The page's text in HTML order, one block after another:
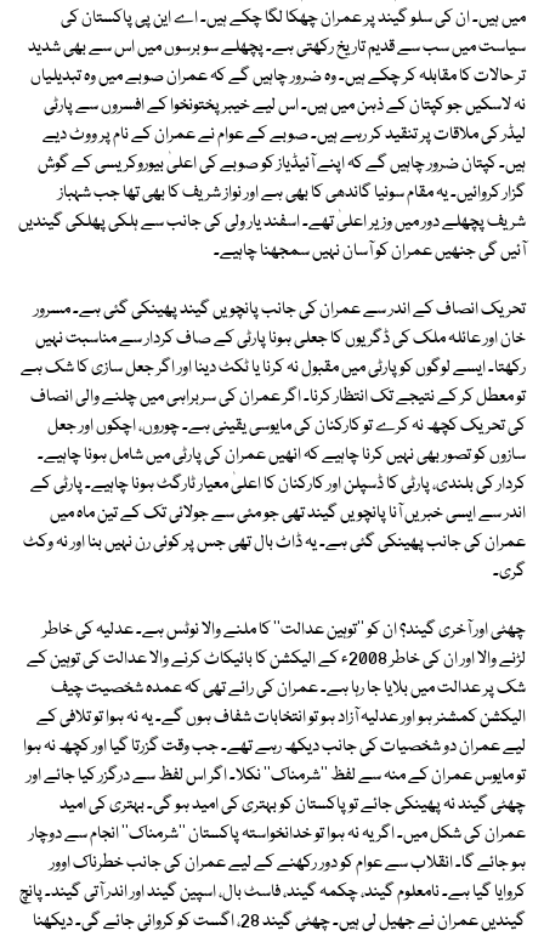
میں ہیں۔ ان کی سلو گیند پر عمران چھکا لگا چکے ہیں۔ اے این پی پاکستان کی
سیاست میں سب سے قدیم تاریخ رکھتی ہے۔ پچھلے سو برسوں میں اس سے بھی شدید
تر حالات کا مقابلہ کر چکے ہیں۔ وہ ضرور چاہیں گے کہ عمران صوبے میں وہ تبدیلیاں
نہ لاسکیں جو کپتان کے ذہن میں ہیں۔ اس لیے خیبر پختونخوا کے افسروں سے پارٹی
لیڈر کی ملاقات پر تنقید کر رہے ہیں۔ صوبے کے عوام نے عمران کے نام پر ووٹ دیے
ہیں۔ کپتان ضرور چاہیں گے کہ اپنے آئیڈیاز کو صوبے کی اعلیٰ بیوروکریسی کے گوش
گزار کروائیں۔ یہ مقام سونیا گاندھی کا بھی ہے اور نواز شریف کا بھی تھا جب شہباز
شریف پچھلے دور میں وزیر اعلیٰ تھے۔ اسفند یار ولی کی جانب سے ہلکی پھلکی گیندیں
آئیں گی جنھیں عمران کو آسان نہیں سمجھنا چاہیے۔
تحریک انصاف کے اندر سے عمران کی جانب پانچویں گیند پھینکی گئی ہے۔ مسرور
خان اور عائلہ ملک کی ڈگریوں کا جعلی ہونا پارٹی کے صاف کردار سے مناسبت نہیں
رکھتا۔ ایسے لوگوں کو پارٹی میں مقبول نہ کرنا یا ٹکٹ دینا اور اگر جعل سازی کا شک ہے
تو معطل کر کے نتیجے تک انتظار کرنا۔ اگر عمران کی سربراہی میں چلنے والی انصاف
کی تحریک کچھ نہ کرے تو کارکنان کی مایوسی یقینی ہے۔ چوروں، اچکوں اور جعل
سازوں کو تصور بھی نہیں کرنا چاہیے کہ انھیں عمران کی پارٹی میں شامل ہونا چاہیے۔
کردار کی بلندی، پارٹی کا ڈسپلن اور کارکنان کا اعلیٰ معیار ٹارگٹ ہونا چاہیے۔ پارٹی کے
اندر سے ایسی خبریں آنا پانچویں گیند تھی جو مئی سے جولائی تک کے تین ماہ میں
عمران کی جانب پھینکی گئی ہے۔ یہ ڈاٹ بال تھی جس پر کوئی رن نہیں بنا اور نہ وکٹ
گری۔
چھٹی اور آخری گیند؟ ان کو ''توہین عدالت'' کا ملنے والا نوٹس ہے۔ عدلیہ کی خاطر
لڑنے والا اور ان کی خاطر 2008ء کے الیکشن کا بائیکاٹ کرنے والا عدالت کی توہین کے
شک پر عدالت میں بلایا جا رہا ہے۔ عمران کی رائے تھی کہ عمدہ شخصیت چیف
الیکشن کمشنر ہو اور عدلیہ آزاد ہو تو انتخابات شفاف ہوں گے۔ یہ نہ ہوا تو تلافی کے
لیے عمران دو شخصیات کی جانب دیکھ رہے تھے۔ جب وقت گزرتا گیا اور کچھ نہ ہوا
تو مایوس عمران کے منہ سے لفظ ''شرمناک'' نکلا۔ اگر اس لفظ سے درگزر کیا جائے اور
چھٹی گیند نہ پھینکی جائے تو پاکستان کو بہتری کی امید ہو گی۔ بہتری کی امید
عمران کی شکل میں۔ اگر یہ نہ ہوا تو خدانخواستہ پاکستان ''شرمناک'' انجام سے دوچار
ہو جائے گا۔ انقلاب سے عوام کو دور رکھنے کے لیے عمران کی جانب خطرناک اوور
کروایا گیا ہے۔ نامعلوم گیند، چکمہ گیند، فاسٹ بال، اسپین گیند اور اندر آتی گیند۔ پانچ
گیندیں عمران نے جھیل لی ہیں۔ چھٹی گیند 28، اگست کو کروائی جائے گی۔ دیکھنا